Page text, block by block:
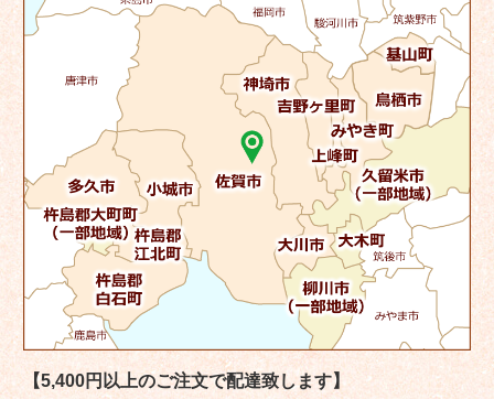
【5,400円以上のご注文で配達致します】